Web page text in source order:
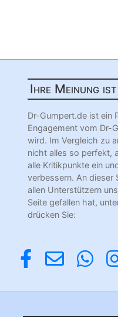
Ihre Meinung
Dr-Gumpert.de ist ein
Engagement vom Dr-
wird. Im Vergleich zu
nicht alles so perfekt,
alle Kritikpunkte ein
verbessern. An dieser
allen Unterstützern
Seite gefallen hat,
drücken Sie: